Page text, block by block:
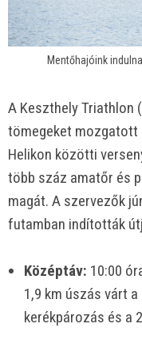
Mentőhajóink
A Keszthely Triathlon
tömegeket mozgatott
Helikon közötti
több száz amatőr és
magát. A szervezők
futamban indították
Középtáv: 10:00
1,9 km úszás várt
kerékpározás és a